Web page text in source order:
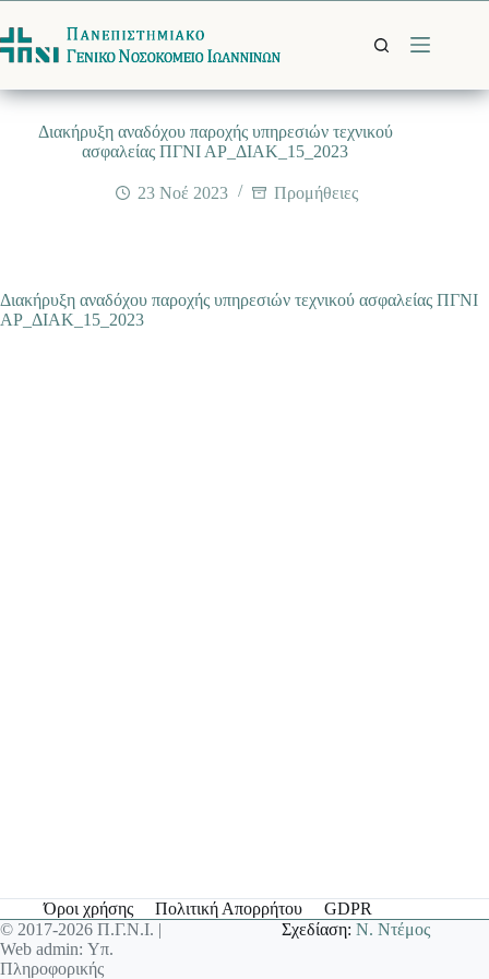
στο
περιεχόμενο
Διακήρυξη αναδόχου παροχής υπηρεσιών τεχνικού
ασφαλείας ΠΓΝΙ ΑΡ_ΔΙΑΚ_15_2023
23 Νοέ 2023 Προμήθειες
Διακήρυξη αναδόχου παροχής υπηρεσιών τεχνικού ασφαλείας ΠΓΝΙ
ΑΡ_ΔΙΑΚ_15_2023
Όροι χρήσης Πολιτική Απορρήτου
GDPR
© 2017-2026 Π.Γ.Ν.Ι. |
Web admin: Υπ.
Πληροφορικής
Σχεδίαση:Ν. Ντέμος